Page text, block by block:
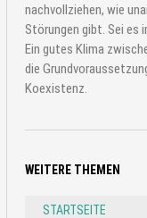
nachvollziehen, wie
Störungen gibt. Sei es
Ein gutes Klima
die
Koexistenz.
WEITERE THEMEN
STARTSEITE